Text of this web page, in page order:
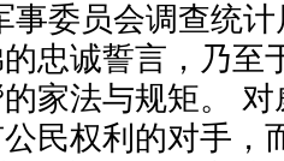
事委员会调查统
忠诚誓言，乃至
家法与规矩。
民权利的对手，